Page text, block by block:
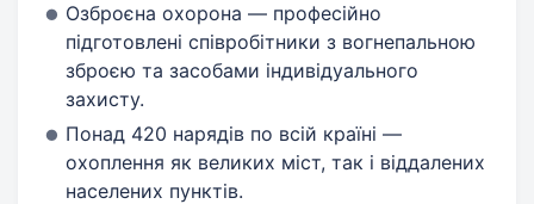
Озброєна охорона — професійно
підготовлені співробітники з вогнепальною
зброєю та засобами індивідуального
захисту.
Понад 420 нарядів по всій країні —
охоплення як великих міст, так і віддалених
населених пунктів.